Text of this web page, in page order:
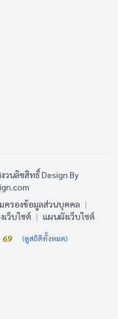
วนลิขสิทธิ์Design By
ครองข้อมูลส่วนบุคคล |
ว็บไซต์ | แผนผังเว็บไซต์
69 (ดูสถิติทั้งหมด)